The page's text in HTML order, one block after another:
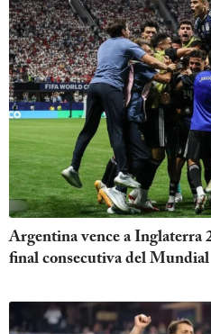
Argentina vence a Inglaterra
final consecutiva del Mundial